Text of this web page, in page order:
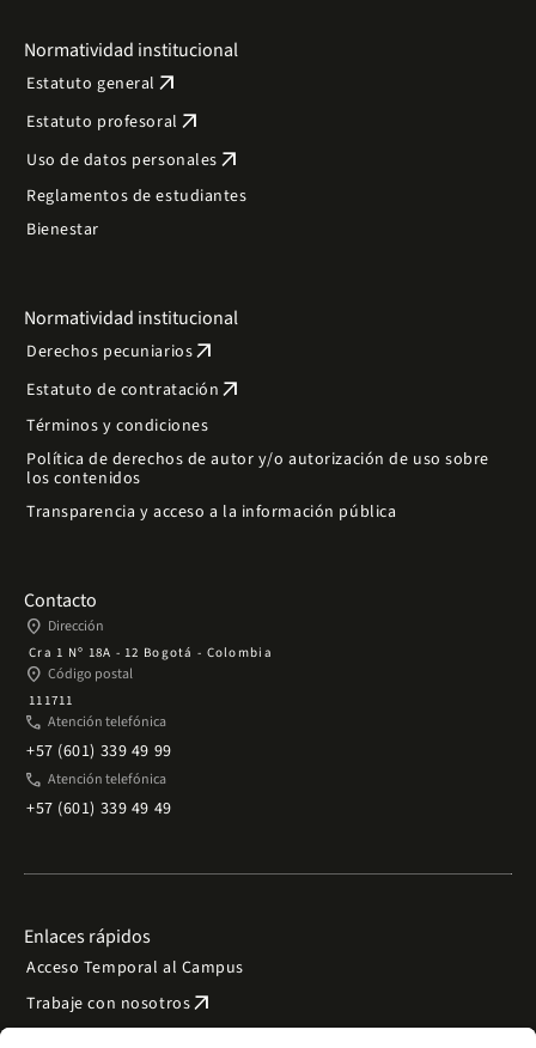
Normatividad institucional
Estatuto general arrow_outward
Estatuto profesoral arrow_outward
Uso de datos personales arrow_outward
Reglamentos de estudiantes
Bienestar
Normatividad institucional
Derechos pecuniariosarrow_outward
Estatuto de contratación arrow_outward
Términos y condiciones
Política de derechos de autor y/o autorización de uso sobre
los contenidos
Transparencia y acceso a la información pública
Contacto
place Dirección
Cra 1 Nº 18A - 12 Bogotá - Colombia
place Código postal
111711
phone Atención telefónica
+57 (601) 339 49 99
phone Atención telefónica
+57 (601) 339 49 49
Enlaces rápidos
Acceso Temporal al Campus
Trabaje con nosotrosarrow_outward